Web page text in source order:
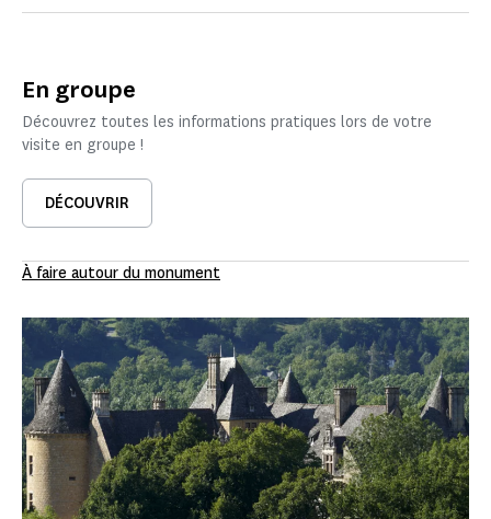
En groupe
Découvrez toutes les informations pratiques lors de votre
visite en groupe !
DÉCOUVRIR
À faire autour du monument